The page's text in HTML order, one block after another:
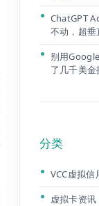
ChatGPT
不动，超
别用
了几千美
分类
VCC虚拟信
虚拟卡资讯